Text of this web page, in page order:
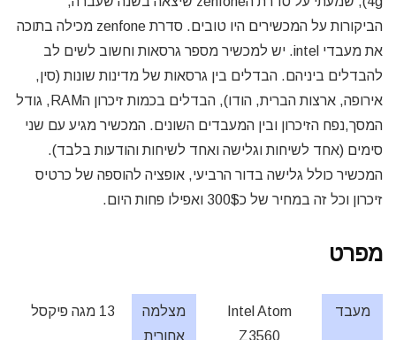
הביקורות על המכשירים היו טובים. סדרת zenfone מכילה בתוכה
את מעבדי intel. יש למכשיר מספר גרסאות וחשוב לשים לב
להבדלים ביניהם. הבדלים בין גרסאות של מדינות שונות (סין,
אירופה, ארצות הברית, הודו), הבדלים בכמות זיכרון הRAM, גודל
המסך,נפח הזיכרון ובין המעבדים השונים. המכשיר מגיע עם שני
סימים (אחד לשיחות וגלישה ואחד לשיחות והודעות בלבד).
המכשיר כולל גלישה בדור הרביעי, אופציה להוספה של כרטיס
זיכרון וכל זה במחיר של כ300$ ואפילו פחות היום.
מפרט
מעבד
Intel Atom
Z3560
מצלמה
אחורית
13 מגה פיקסל